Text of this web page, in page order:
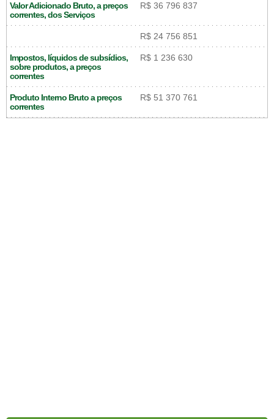
Valor Adicionado Bruto, a preços
correntes, dos Serviços
R$ 36 796 837
R$ 24 756 851
Impostos, líquidos de subsídios,
sobre produtos, a preços
correntes
R$ 1 236 630
Produto Interno Bruto a preços
correntes
R$ 51 370 761